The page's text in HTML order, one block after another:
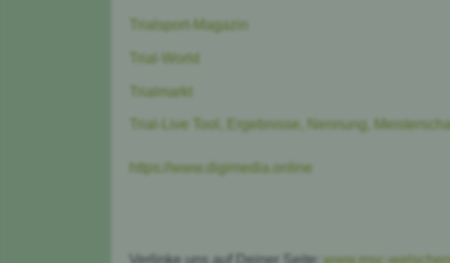
Trialsport-Magazin
Trial-World
Trialmarkt
Trial-Live Tool, Ergebnisse, Nennung,
https://www.digimedia.online